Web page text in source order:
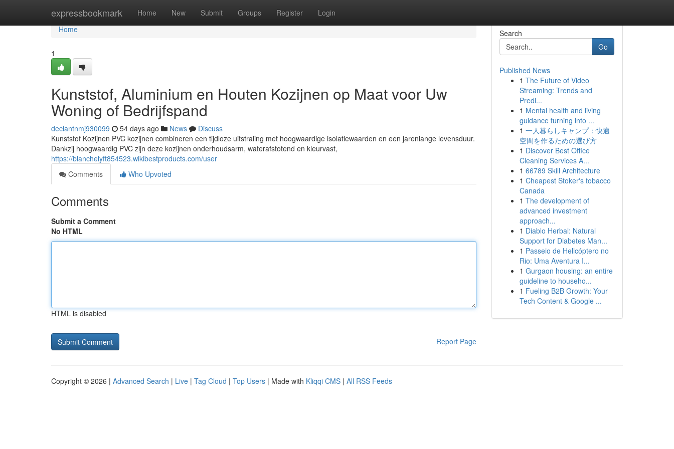
expressbookmark Home New Submit Groups Register Login
Home
Home
1
Kunststof, Aluminium en Houten Kozijnen op Maat voor Uw
Woning of Bedrijfspand
declantnmj930099 54 days ago News
Discuss
Kunststof Kozijnen PVC kozijnen combineren een tijdloze uitstraling met hoogwaardige isolatiewaarden en een jarenlange levensduur.
Dankzij hoogwaardig PVC zijn deze kozijnen onderhoudsarm, waterafstotend en kleurvast,
https://blanchelyft854523.wikibestproducts.com/user
Comments
Who Upvoted
Comments
Submit a Comment
No HTML
HTML is disabled
Report Page
Search
Go
Published News
1 The Future of Video
Streaming: Trends and
Predi...
1 Mental health and living
guidance turning into ...
1 一人暮らしキャンプ：快適
空間を作るための選び方
1 Discover Best Office
Cleaning Services A...
1 66789 Skill Architecture
1 Cheapest Stoker's tobacco
Canada
1 The development of
advanced investment
approach...
1 Diablo Herbal: Natural
Support for Diabetes Man...
1 Passeio de Helicóptero no
Rio: Uma Aventura I...
1 Gurgaon housing: an entire
guideline to househo...
1 Fueling B2B Growth: Your
Tech Content & Google ...
Copyright © 2026 | Advanced Search | Live | Tag Cloud | Top Users | Made with Kliqqi CMS | All RSS Feeds